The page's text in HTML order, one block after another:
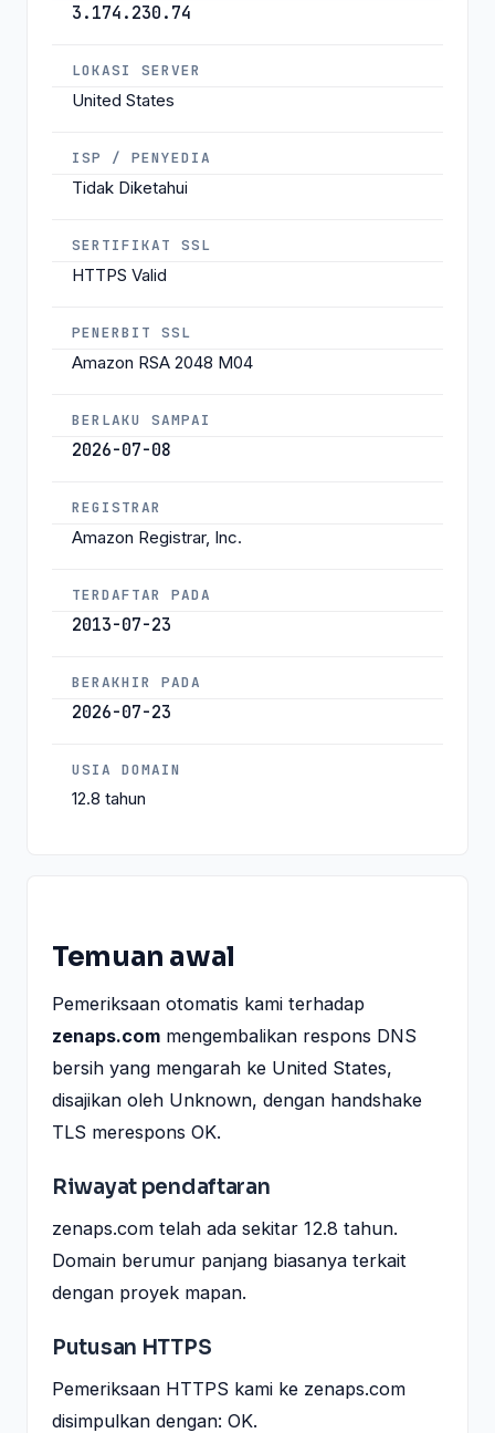
3.174.230.74
LOKASI SERVER
United States
ISP / PENYEDIA
Tidak Diketahui
SERTIFIKAT SSL
HTTPS Valid
PENERBIT SSL
Amazon RSA 2048 M04
BERLAKU SAMPAI
2026-07-08
REGISTRAR
Amazon Registrar, Inc.
TERDAFTAR PADA
2013-07-23
BERAKHIR PADA
2026-07-23
USIA DOMAIN
12.8 tahun
Temuan awal
Pemeriksaan otomatis kami terhadap
zenaps.com mengembalikan respons DNS
bersih yang mengarah ke United States,
disajikan oleh Unknown, dengan handshake
TLS merespons OK.
Riwayat pendaftaran
zenaps.com telah ada sekitar 12.8 tahun.
Domain berumur panjang biasanya terkait
dengan proyek mapan.
Putusan HTTPS
Pemeriksaan HTTPS kami ke zenaps.com
disimpulkan dengan: OK.